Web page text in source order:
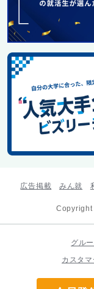
広告掲載 みん就
グル
カスタ